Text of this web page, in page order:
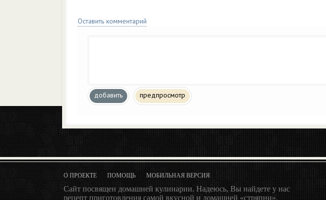
Оставить комментарий
добавить предпросмотр
О ПРОЕКТЕПОМОЩЬ МОБИЛЬНАЯ ВЕРСИЯ
Сайт посвящен домашней кулинарии. Надеюсь, Вы найдете у нас
рецепт приготовления самой вкусной и домашней «стряпни»,